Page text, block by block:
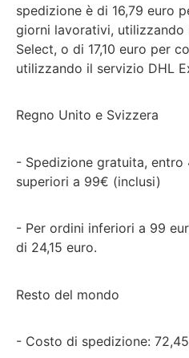
spedizione è di 16,79 euro
giorni lavorativi, utilizzando
Select, o di 17,10 euro per
utilizzando il servizio DHL
Regno Unito e Svizzera
- Spedizione gratuita, entro
superiori a 99€ (inclusi)
- Per ordini inferiori a 99
di 24,15 euro.
Resto del mondo
- Costo di spedizione: